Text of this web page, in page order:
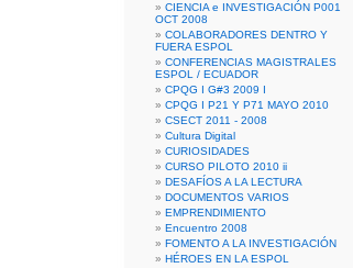
CIENCIA e INVESTIGACIÓN P001
OCT 2008
COLABORADORES DENTRO Y
FUERA ESPOL
CONFERENCIAS MAGISTRALES
ESPOL / ECUADOR
CPQG I G#3 2009 I
CPQG I P21 Y P71 MAYO 2010
CSECT 2011 - 2008
Cultura Digital
CURIOSIDADES
CURSO PILOTO 2010 ii
DESAFÍOS A LA LECTURA
DOCUMENTOS VARIOS
EMPRENDIMIENTO
Encuentro 2008
FOMENTO A LA INVESTIGACIÓN
HÉROES EN LA ESPOL